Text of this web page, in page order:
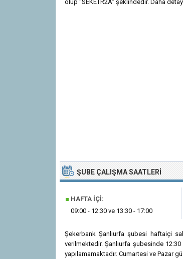
olup "SEKETR2A" şeklindedir. Daha
ŞUBE ÇALIŞMA SAATLERI
■ HAFTA İÇI:
09:00 - 12:30 ve 13:30 - 17:00
Şekerbank Şanlıurfa şubesi haftaiçi
verilmektedir. Şanlıurfa şubesinde
yapılamamaktadır. Cumartesi ve Pazar